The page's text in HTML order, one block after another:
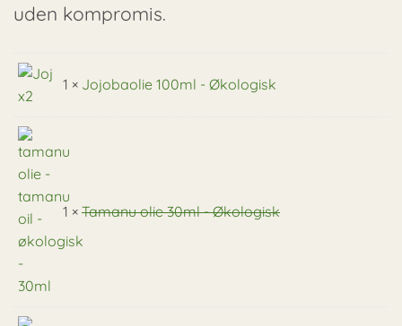
uden kompromis.
1 × Jojobaolie 100ml - Økologisk
1 × Tamanu olie 30ml - Økologisk